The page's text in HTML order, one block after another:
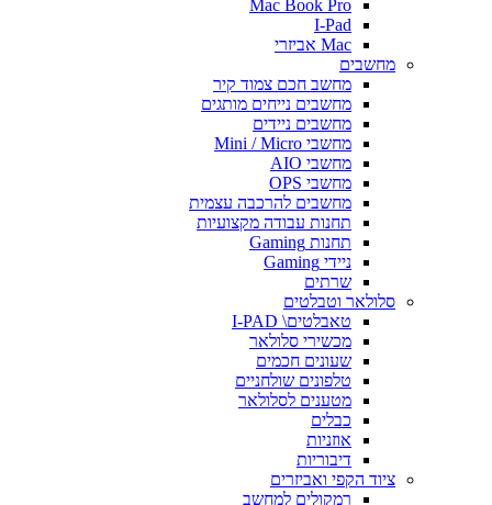
Mac Book Pro
I-Pad
Mac אביזרי
מחשבים
מחשב חכם צמוד קיר
מחשבים נייחים מותגים
מחשבים ניידים
מחשבי Mini / Micro
מחשבי AIO
מחשבי OPS
מחשבים להרכבה עצמית
תחנות עבודה מקצועיות
תחנות Gaming
ניידי Gaming
שרתים
סלולאר וטבלטים
טאבלטים\ I-PAD
מכשירי סלולאר
שעונים חכמים
טלפונים שולחניים
מטענים לסלולאר
כבלים
אוזניות
דיבוריות
ציוד הקפי ואביזרים
רמקולים למחשב